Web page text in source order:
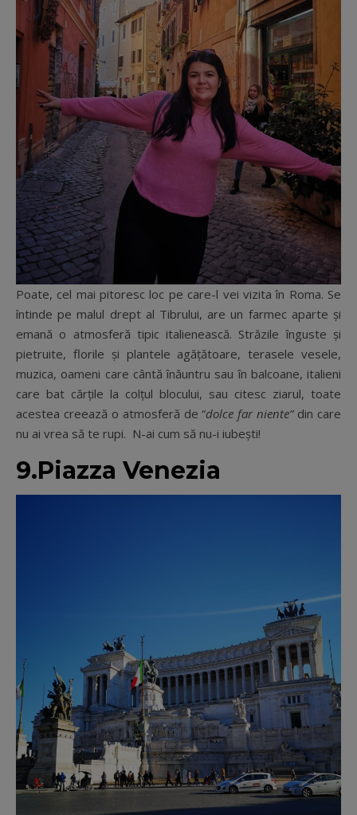
Poate, cel mai pitoresc loc pe care-l vei vizita în Roma. Se
întinde pe malul drept al Tibrului, are un farmec aparte și
emană o atmosferă tipic italienească. Străzile înguste și
pietruite, florile și plantele agățătoare, terasele vesele,
muzica, oameni care cântă înăuntru sau în balcoane, italieni
care bat cărțile la colțul blocului, sau citesc ziarul, toate
acestea creează o atmosferă de “dolce far niente”din care
nu ai vrea să te rupi. N-ai cum să nu-i iubești!
9.Piazza Venezia